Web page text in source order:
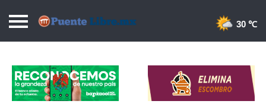
Puentelibre.mx
Local
Nacional
30 ℃